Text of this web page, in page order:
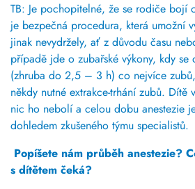
TB: Je pochopitelné, že se rodiče bojí
je bezpečná procedura, která umožní
jinak nevydržely, ať z důvodu času
případě jde o zubařské výkony, kdy se
(zhruba do 2,5 – 3 h) co nejvíce
někdy nutné extrakce-trhání zubů. Dítě
nic ho nebolí a celou dobu anestezie
dohledem zkušeného týmu specialistů.
Popíšete nám průběh anestezie?
s dítětem čeká?